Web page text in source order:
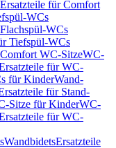
Ersatzteile für Comfort
WCs
WCs
Tiefspül-WCs
WC-SitzeWC-
für WC-
für KinderWand-
für Stand-
Sitze für KinderWC-
für WC-
WandbidetsErsatzteile